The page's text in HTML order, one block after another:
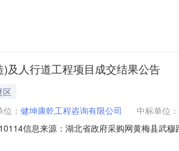
0058二、采购计划备案号421391-2023-
及人行道工程项目成交结果公告
区
： 健坤康乾工程咨询有限公司 中标单位：
信息来源：湖北省政府采购网黄梅县武